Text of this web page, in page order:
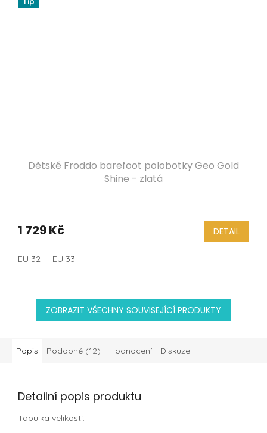
Dětské Froddo barefoot polobotky Geo Gold
Shine - zlatá
1 729 Kč DETAIL
EU 32 EU 33
ZOBRAZIT VŠECHNY SOUVISEJÍCÍ PRODUKTY
Popis Podobné (12) Hodnocení Diskuze
Detailní popis produktu
Tabulka velikostí: